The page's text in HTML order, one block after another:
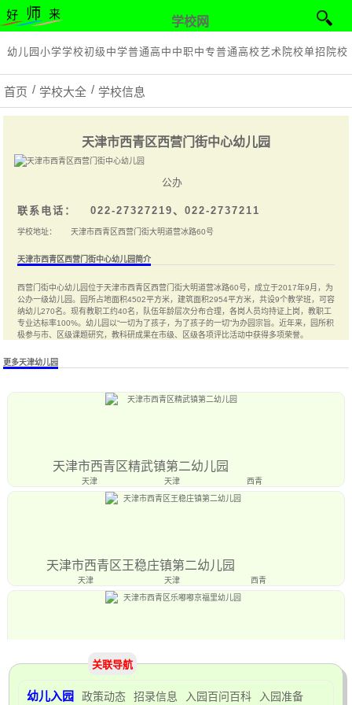
学校网
幼儿园小学学校初级中学普通高中 中职中专普通高校艺术院校单招院校
首页 学校大全 学校信息
天津市西青区西营门街中心幼儿园
公办
联系电话： 022-27327219、022-2737211
学校地址： 天津市西青区西营门街大明道营冰路60号
天津市西青区西营门街中心幼儿园简介
西营门街中心幼儿园位于天津市西青区西营门街大明道营冰路60号，成立于2017年9月，为
公办一级幼儿园。园所占地面积4502平方米，建筑面积2954平方米，共设9个教学班，可容
纳幼儿270名。现有教职工约40名，队伍年龄层次分布合理，各岗人员均持证上岗，教职工
专业达标率100%。幼儿园以“一切为了孩子，为了孩子的一切”为办园宗旨。近年来，园所积
极参与市、区级课题研究，教科研成果在市级、区级各项评比活动中获得多项荣誉。
更多天津幼儿园
天津市西青区精武镇第二幼儿园
天津 天津 西青
天津市西青区王稳庄镇第二幼儿园
天津 天津 西青
天津市西青区乐嘟嘟京福里幼儿园
关联导航
幼儿入园 政策动态 招录信息 入园百问百科 入园准备